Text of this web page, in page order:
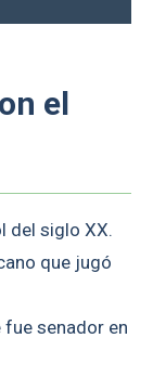
el
del siglo XX.
que jugó
senador en